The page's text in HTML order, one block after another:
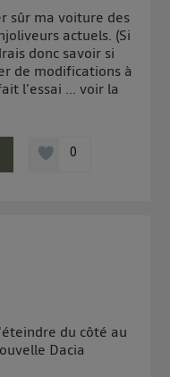
sûr ma voiture des
actuels. (Si
donc savoir si
de modifications à
l'essai ...voir la
0
du côté au
Dacia